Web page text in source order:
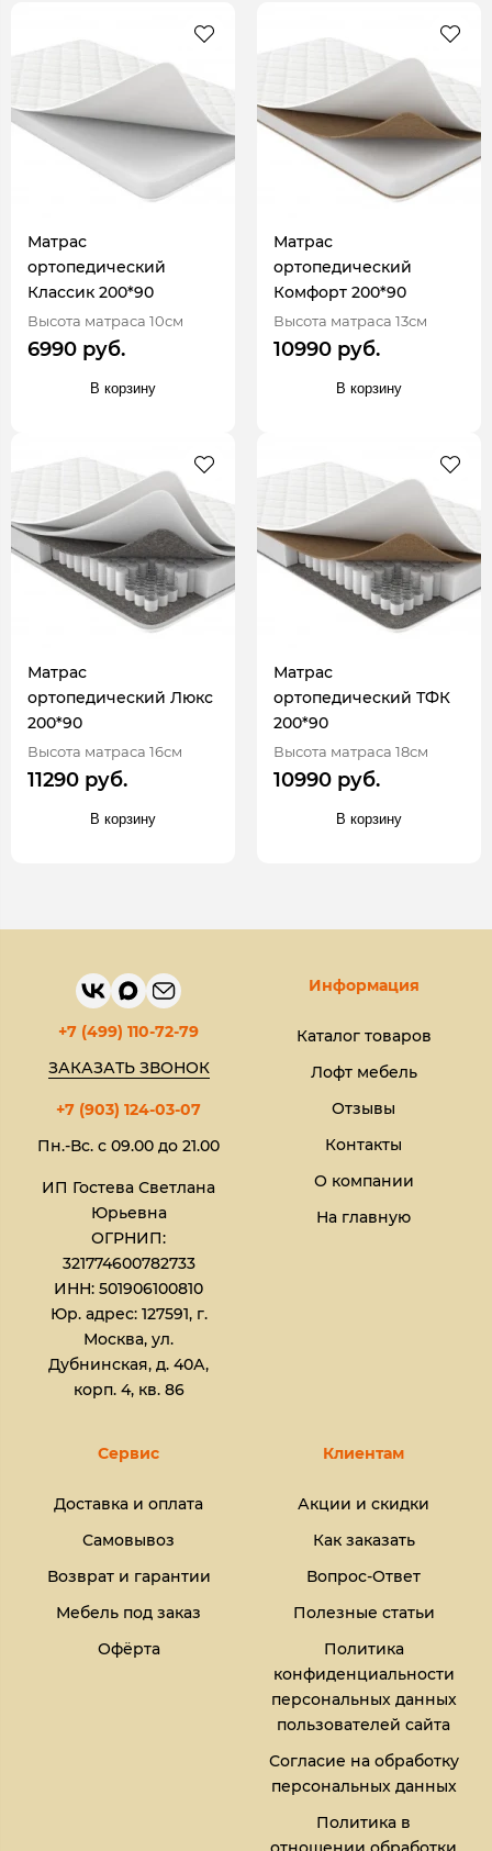
Матрас
ортопедический
Классик 200*90
Высота матраса 10см
6990 руб.
В корзину
Матрас
ортопедический
Комфорт 200*90
Высота матраса 13см
10990 руб.
В корзину
Матрас
ортопедический Люкс
200*90
Высота матраса 16см
11290 руб.
В корзину
Матрас
ортопедический ТФК
200*90
Высота матраса 18см
10990 руб.
В корзину
+7 (499) 110-72-79
ЗАКАЗАТЬ ЗВОНОК
+7 (903) 124-03-07
Пн.-Вс. с 09.00 до 21.00
ИП Гостева Светлана
Юрьевна​
ОГРНИП:
321774600782733
ИНН: 501906100810
Юр. адрес: 127591, г.
Москва, ул.
Дубнинская, д. 40А,
корп. 4, кв. 86
Информация
Каталог товаров
Лофт мебель
Отзывы
Контакты
О компании
На главную
Сервис
Доставка и оплата
Самовывоз
Возврат и гарантии
Мебель под заказ
Офёрта
Клиентам
Акции и скидки
Как заказать
Вопрос-Ответ
Полезные статьи
Политика
конфиденциальности
персональных данных
пользователей сайта
Согласие на обработку
персональных данных
Политика в